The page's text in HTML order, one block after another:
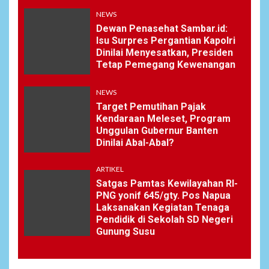
NEWS
Dewan Penasehat Sambar.id:
Isu Surpres Pergantian Kapolri
Dinilai Menyesatkan, Presiden
Tetap Pemegang Kewenangan
NEWS
Target Pemutihan Pajak
Kendaraan Meleset, Program
Unggulan Gubernur Banten
Dinilai Abal-Abal?
ARTIKEL
Satgas Pamtas Kewilayahan RI-
PNG yonif 645/gty. Pos Napua
Laksanakan Kegiatan Tenaga
Pendidik di Sekolah SD Negeri
Gunung Susu